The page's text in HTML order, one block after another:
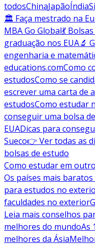
todosChinaJapãoÍndia
🏛 Faça mestrado na
MBA Go Global💃
graduação nos EUA🔬
engenharia e
educations.comComo
estudosComo se
escrever uma carta de
estudosComo estudar
conseguir uma bolsa
EUADicas para
Sueco👉 Ver todas as
bolsas de estudo
Como estudar em
Os países mais
para estudos no
faculdades no exterior
Leia mais conselhos
melhores do mundoAs
melhores da Ásia